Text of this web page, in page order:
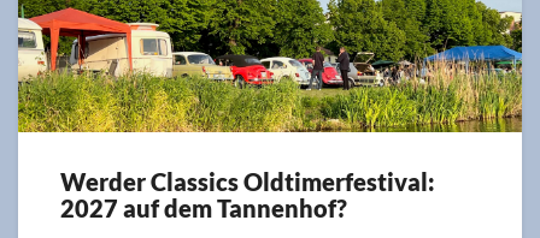
Werder
Classics
Werder Classics Oldtimerfestival:
2027 auf dem Tannenhof?